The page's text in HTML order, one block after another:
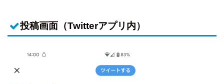
投稿画面（Twitterアプリ内）